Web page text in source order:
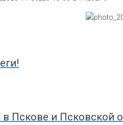
Пскове и Псковской